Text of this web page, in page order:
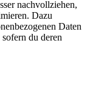
nachvollziehen,
Dazu
Daten
du deren